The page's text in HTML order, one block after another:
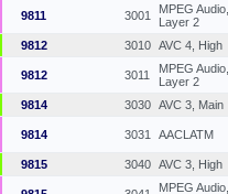
9811 3001
MPEG Audio,
Layer 2
9812 3010 AVC 4, High
9812 3011
MPEG Audio,
Layer 2
9814 3030 AVC 3, Main
9814 3031 AACLATM
9815 3040 AVC 3, High
MPEG Audio,